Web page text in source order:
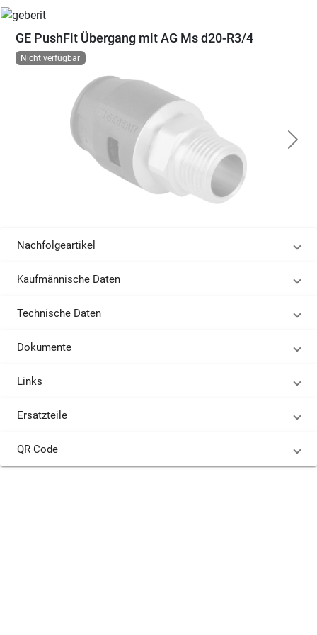
GE PushFit Übergang mit AG Ms d20-R3/4
Nicht verfügbar
Nachfolgeartikel
Kaufmännische Daten
Technische Daten
Dokumente
Links
Ersatzteile
QR Code